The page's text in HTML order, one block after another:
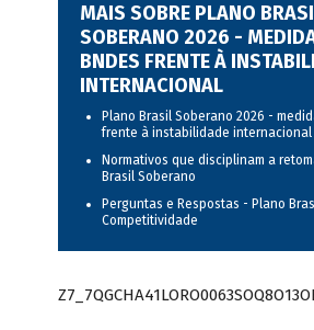
MAIS SOBRE PLANO
SOBERANO 2026 -
BNDES FRENTE À
INTERNACIONAL
Plano Brasil Soberano 2026 -
frente à instabilidade internacional
Normativos que disciplinam a
Brasil Soberano
Perguntas e Respostas - Plano
Competitividade